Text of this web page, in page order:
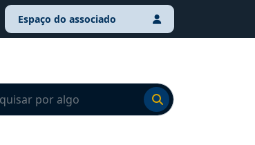
Espaço do associado
resultado
Ir para o resultado